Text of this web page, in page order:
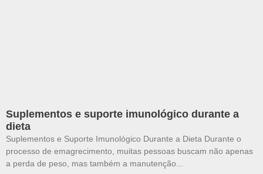
Suplementos e suporte imunológico durante a
dieta
Suplementos e Suporte Imunológico Durante a Dieta Durante o
processo de emagrecimento, muitas pessoas buscam não apenas
a perda de peso, mas também a manutenção